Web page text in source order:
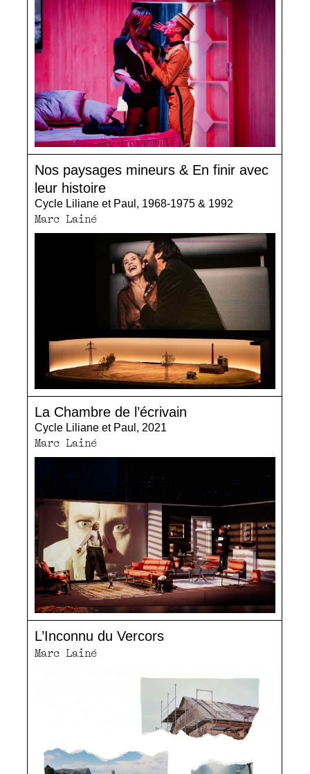
Nos paysages mineurs & En finir avec
leur histoire
Cycle Liliane et Paul, 1968-1975 & 1992
Marc Lainé
La Chambre de l’écrivain
Cycle Liliane et Paul, 2021
Marc Lainé
L’Inconnu du Vercors
Marc Lainé